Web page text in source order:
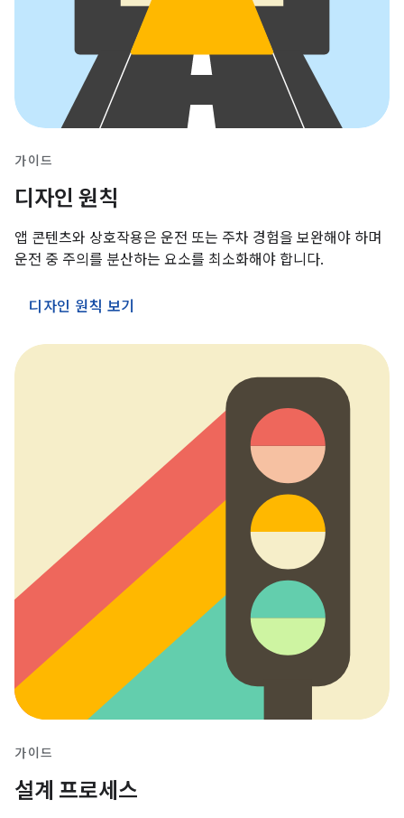
가이드
디자인 원칙
앱 콘텐츠와 상호작용은 운전 또는 주차 경험을 보완해야 하며
운전 중 주의를 분산하는 요소를 최소화해야 합니다.
디자인 원칙 보기
가이드
설계 프로세스